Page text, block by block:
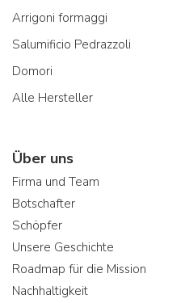
Arrigoni formaggi
Salumificio Pedrazzoli
Domori
Alle Hersteller
Über uns
Firma und Team
Botschafter
Schöpfer
Unsere Geschichte
Roadmap für die Mission
Nachhaltigkeit